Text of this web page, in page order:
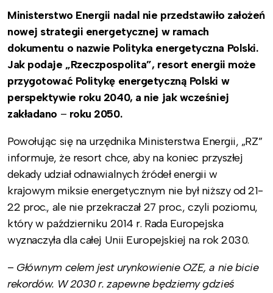
Ministerstwo Energii nadal nie przedstawiło założeń
nowej strategii energetycznej w ramach
dokumentu o nazwie Polityka energetyczna Polski.
Jak podaje „Rzeczpospolita”, resort energii może
przygotować Politykę energetyczną Polski w
perspektywie roku 2040, a nie jak wcześniej
zakładano – roku 2050.
Powołując się na urzędnika Ministerstwa Energii, „RZ”
informuje, że resort chce, aby na koniec przyszłej
dekady udział odnawialnych źródeł energii w
krajowym miksie energetycznym nie był niższy od 21-
22 proc., ale nie przekraczał 27 proc., czyli poziomu,
który w październiku 2014 r. Rada Europejska
wyznaczyła dla całej Unii Europejskiej na rok 2030.
– Głównym celem jest urynkowienie OZE, a nie bicie
rekordów. W 2030 r. zapewne będziemy gdzieś